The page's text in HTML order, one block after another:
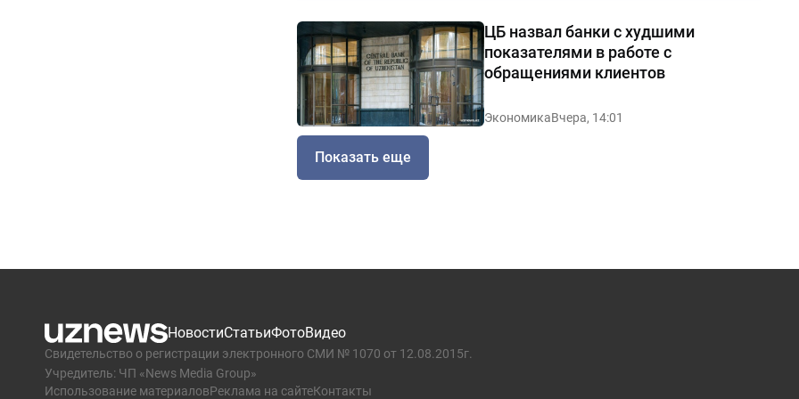
ЦБ назвал банки с худшими
показателями в работе с
обращениями клиентов
ЭкономикаВчера, 14:01
Показать еще
НовостиСтатьиФотоВидео
Свидетельство о регистрации электронного СМИ № 1070 от 12.08.2015г.
Учредитель: ЧП «News Media Group»
Использование материаловРеклама на сайтеКонтакты